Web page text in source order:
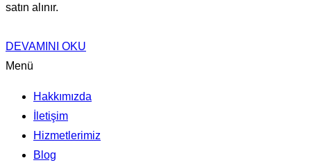
satın alınır.
DEVAMINI OKU
Menü
Hakkımızda
İletişim
Hizmetlerimiz
Blog